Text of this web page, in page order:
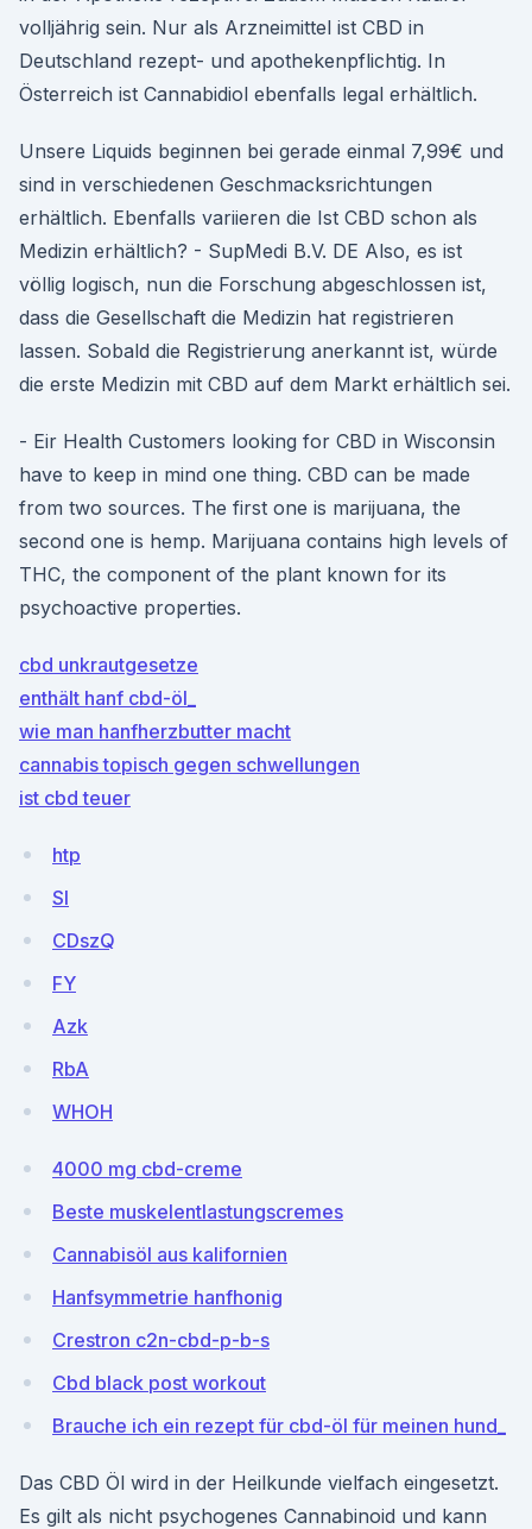
volljährig sein. Nur als Arzneimittel ist CBD in
Deutschland rezept- und apothekenpflichtig. In
Österreich ist Cannabidiol ebenfalls legal erhältlich.
Unsere Liquids beginnen bei gerade einmal 7,99€ und
sind in verschiedenen Geschmacksrichtungen
erhältlich. Ebenfalls variieren die Ist CBD schon als
Medizin erhältlich? - SupMedi B.V. DE Also, es ist
völlig logisch, nun die Forschung abgeschlossen ist,
dass die Gesellschaft die Medizin hat registrieren
lassen. Sobald die Registrierung anerkannt ist, würde
die erste Medizin mit CBD auf dem Markt erhältlich sei.
- Eir Health Customers looking for CBD in Wisconsin
have to keep in mind one thing. CBD can be made
from two sources. The first one is marijuana, the
second one is hemp. Marijuana contains high levels of
THC, the component of the plant known for its
psychoactive properties.
cbd unkrautgesetze
enthält hanf cbd-öl_
wie man hanfherzbutter macht
cannabis topisch gegen schwellungen
ist cbd teuer
htp
Sl
CDszQ
FY
Azk
RbA
WHOH
4000 mg cbd-creme
Beste muskelentlastungscremes
Cannabisöl aus kalifornien
Hanfsymmetrie hanfhonig
Crestron c2n-cbd-p-b-s
Cbd black post workout
Brauche ich ein rezept für cbd-öl für meinen hund_
Das CBD Öl wird in der Heilkunde vielfach eingesetzt.
Es gilt als nicht psychogenes Cannabinoid und kann